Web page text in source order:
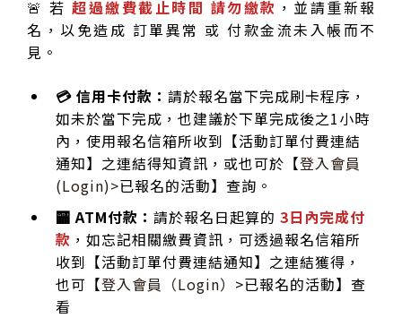
🚨 若 超過繳費截止時間 請勿繳款 ，並請重新報
名，以免造成 訂單異常 或 付款金流未入帳而不
見。
💳 信用卡付款： 請於報名當下完成刷卡程序，
如未於當下完成，也建議於下單完成後之1小時
內，使用報名信箱所收到【活動訂單付費連結
通知】之連結得知資訊，或也可於【登入會員
(Login)>已報名的活動】查詢。
🏧 ATM付款： 請於報名日起算的 3日內完成付
款 ，如忘記相關繳費資訊，可透過報名信箱所
收到【活動訂單付費連結通知】之連結獲得，
也可【登入會員（Login） >已報名的活動】查
看